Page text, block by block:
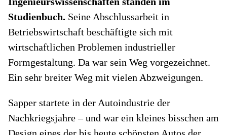
Studienbuch. Seine Abschlussarbeit in
Betriebswirtschaft beschäftigte sich mit
wirtschaftlichen Problemen industrieller
Formgestaltung. Da war sein Weg vorgezeichnet.
Ein sehr breiter Weg mit vielen Abzweigungen.
Sapper startete in der Autoindustrie der
Nachkriegsjahre – und war ein kleines bisschen am